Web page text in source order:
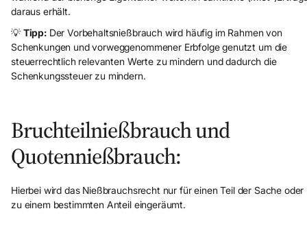
daraus erhält.
💡 Tipp:Der Vorbehaltsnießbrauch wird häufig im Rahmen von
Schenkungen und vorweggenommener Erbfolge genutzt um die
steuerrechtlich relevanten Werte zu mindern und dadurch die
Schenkungssteuer zu mindern.
Bruchteilnießbrauch und
Quotennießbrauch:
Hierbei wird das Nießbrauchsrecht nur für einen Teil der Sache oder
zu einem bestimmten Anteil eingeräumt.